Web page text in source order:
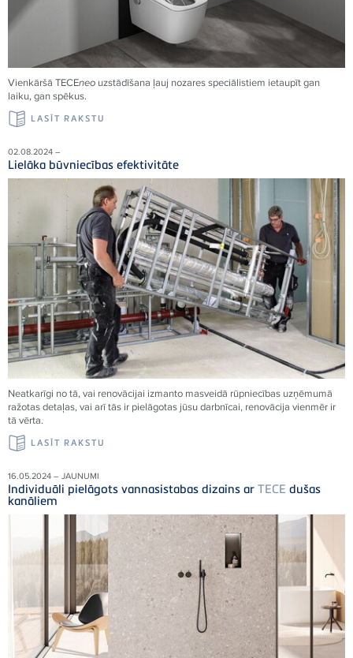
Vienkāršā TECEneo uzstādīšana ļauj nozares speciālistiem ietaupīt gan
laiku, gan spēkus.
LASĪT RAKSTU
02.08.2024 –
Lielāka būvniecības efektivitāte
Neatkarīgi no tā, vai renovācijai izmanto masveidā rūpniecības uzņēmumā
ražotas detaļas, vai arī tās ir pielāgotas jūsu darbnīcai, renovācija vienmēr ir
tā vērta.
LASĪT RAKSTU
16.05.2024 – JAUNUMI
Individuāli pielāgots vannasistabas dizains ar TECE dušas
kanāliem